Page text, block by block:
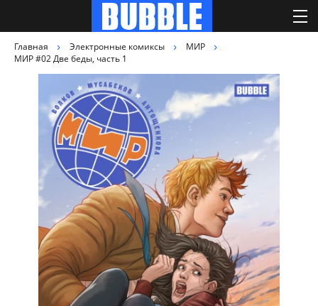
Главная Электронные комиксы
МИР
МИР #02 Две беды, часть 1